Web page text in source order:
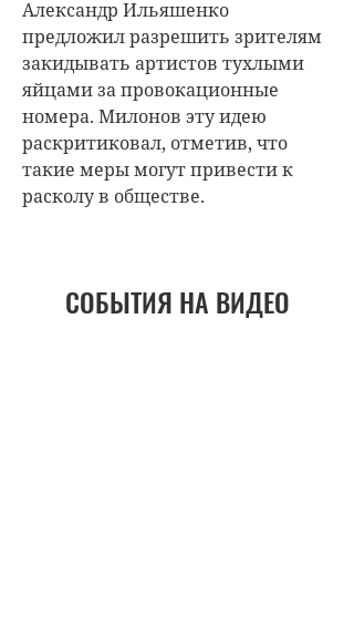
Александр Ильяшенко
предложил разрешить зрителям
закидывать артистов тухлыми
яйцами за провокационные
номера. Милонов эту идею
раскритиковал, отметив, что
такие меры могут привести к
расколу в обществе.
СОБЫТИЯ НА ВИДЕО